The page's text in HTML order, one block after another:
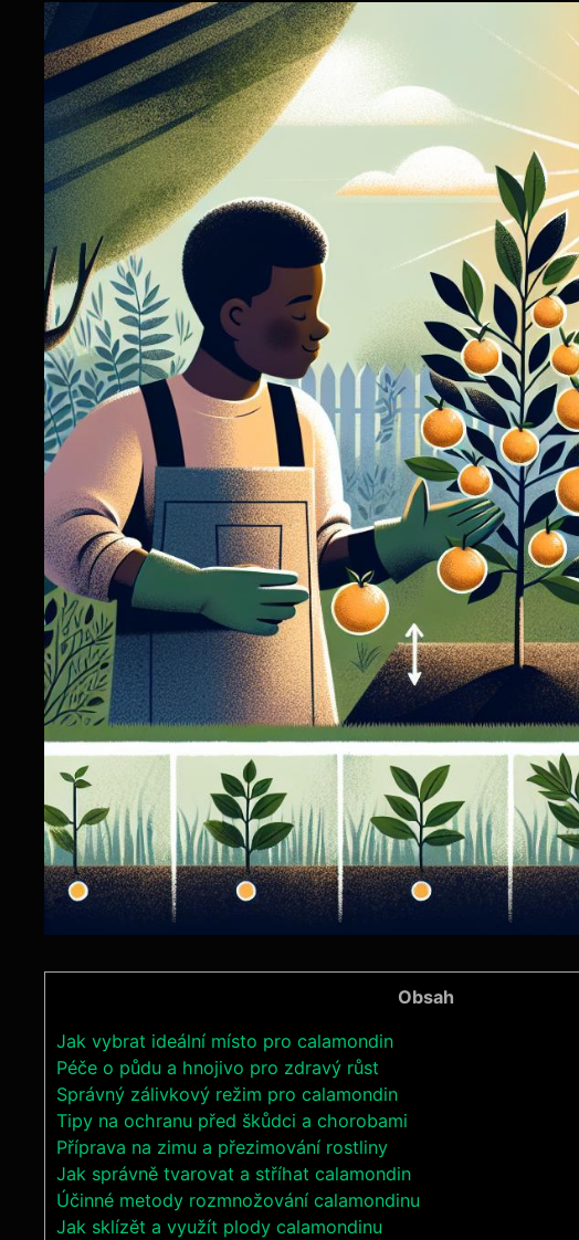
Obsah
Jak vybrat ideální místo pro calamondin
Péče o půdu a hnojivo pro zdravý růst
Správný zálivkový režim pro calamondin
Tipy na ochranu před škůdci a chorobami
Příprava na zimu a přezimování rostliny
Jak správně tvarovat a stříhat calamondin
Účinné metody rozmnožování calamondinu
Jak sklízět a využít plody calamondinu